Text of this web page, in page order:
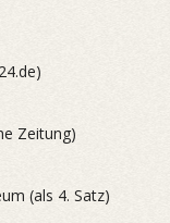
Zeitung)
(als 4. Satz)